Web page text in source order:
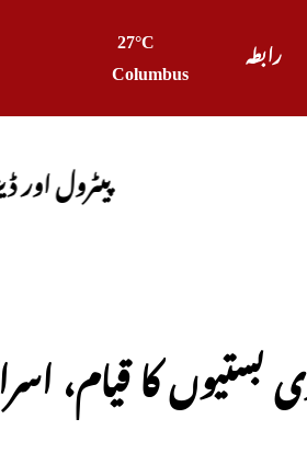
27°C
Columbus
رابطہ
پیٹرول اور ڈیزل کی
بستیوں کا قیام،